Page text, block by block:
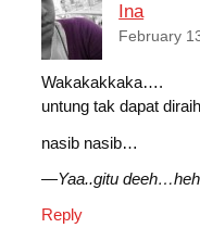
o
o
k
A
p
Ina
February
Wakakakkaka….
untung tak dapat
nasib nasib…
—Yaa..gitu
Reply